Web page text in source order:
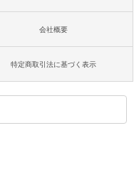
会社概要
特定商取引法に基づく表示